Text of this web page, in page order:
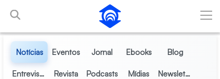
Pular para o Conteúdo principal
Notícias Eventos Jornal Ebooks Blog
Entrevistas Revista Podcasts Mídias Newsletter